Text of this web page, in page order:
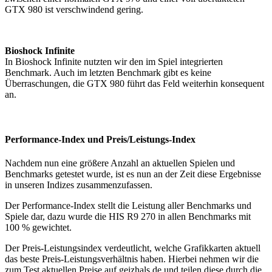
GTX 980 ist verschwindend gering.
Bioshock Infinite
In Bioshock Infinite nutzten wir den im Spiel integrierten
Benchmark. Auch im letzten Benchmark gibt es keine
Überraschungen, die GTX 980 führt das Feld weiterhin konsequent
an.
Performance-Index und Preis/Leistungs-Index
Nachdem nun eine größere Anzahl an aktuellen Spielen und
Benchmarks getestet wurde, ist es nun an der Zeit diese Ergebnisse
in unseren Indizes zusammenzufassen.
Der Performance-Index stellt die Leistung aller Benchmarks und
Spiele dar, dazu wurde die HIS R9 270 in allen Benchmarks mit
100 % gewichtet.
Der Preis-Leistungsindex verdeutlicht, welche Grafikkarten aktuell
das beste Preis-Leistungsverhältnis haben. Hierbei nehmen wir die
zum Test aktuellen Preise auf geizhals.de und teilen diese durch die